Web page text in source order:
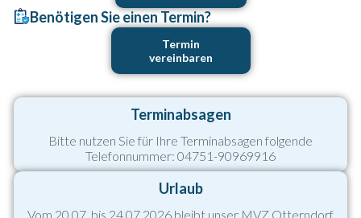
Benötigen Sie einen Termin?
Termin
vereinbaren
Terminabsagen
Bitte nutzen Sie für Ihre Terminabsagen folgende
Telefonnummer: 04751-90969916
Urlaub
Vom 20.07. bis 24.07.2026 bleibt unser MVZ Otterndorf